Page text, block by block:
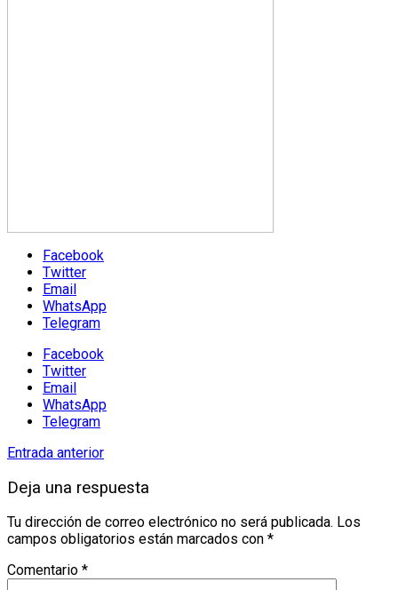
Facebook
Twitter
Email
WhatsApp
Telegram
Facebook
Twitter
Email
WhatsApp
Telegram
Entrada anterior
Deja una respuesta
Tu dirección de correo electrónico no será publicada. Los
campos obligatorios están marcados con *
Comentario *